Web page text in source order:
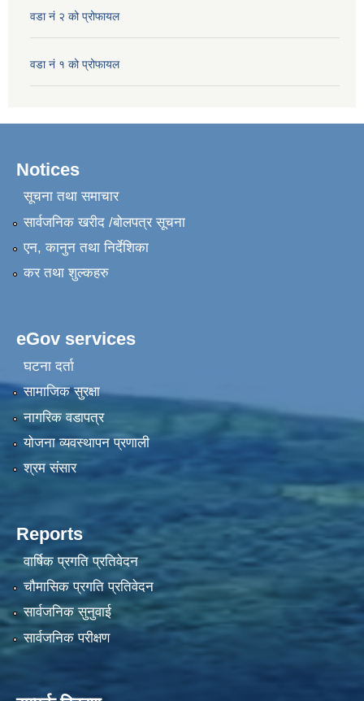
वडा नं २ को प्रोफायल
वडा नं १ को प्रोफायल
Notices
सूचना तथा समाचार
सार्वजनिक खरीद /बोलपत्र सूचना
एन, कानुन तथा निर्देशिका
कर तथा शुल्कहरु
eGov services
घटना दर्ता
सामाजिक सुरक्षा
नागरिक वडापत्र
योजना व्यवस्थापन प्रणाली
श्रम संसार
Reports
वार्षिक प्रगति प्रतिवेदन
चौमासिक प्रगति प्रतिवेदन
सार्वजनिक सुनुवाई
सार्वजनिक परीक्षण